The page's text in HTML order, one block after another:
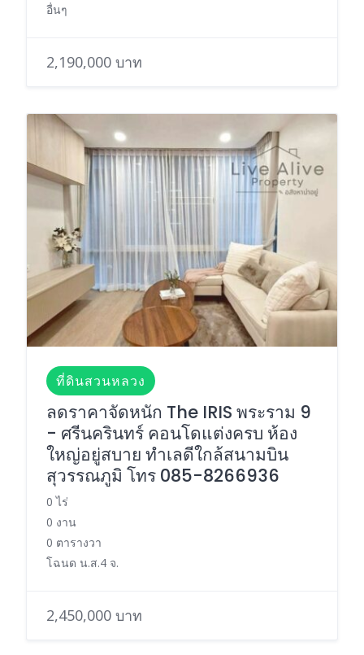
อื่นๆ
2,190,000 บาท
ที่ดินสวนหลวง
ลดราคาจัดหนัก The IRIS พระราม 9
- ศรีนครินทร์ คอนโดแต่งครบ ห้อง
ใหญ่อยู่สบาย ทำเลดีใกล้สนามบิน
สุวรรณภูมิ โทร 085-8266936
0 ไร่
0 งาน
0 ตารางวา
โฉนด น.ส.4 จ.
2,450,000 บาท